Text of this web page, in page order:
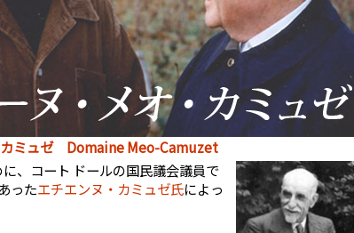
カミュゼ Domaine Meo-Camuzet
、コート ドールの国民議会議員で
ったエチエンヌ・カミュゼ氏によっ